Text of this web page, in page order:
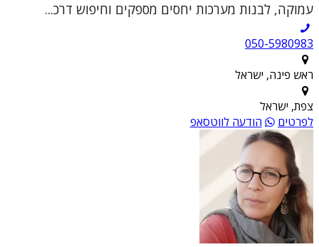
עמוקה, לבנות מערכות יחסים מספקים וחיפוש דרכ...
050-5980983
ראש פינה, ישראל
צפת, ישראל
לפרטים
הודעה לווטסאפ